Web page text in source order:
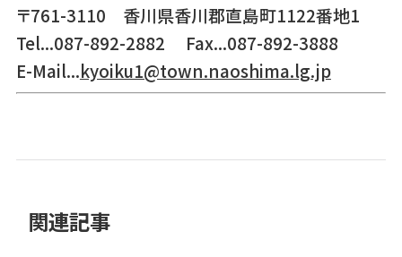
〒761-3110 香川県香川郡直島町1122番地1
Tel...087-892-2882 Fax...087-892-3888
E-Mail...kyoiku1@town.naoshima.lg.jp
関連記事